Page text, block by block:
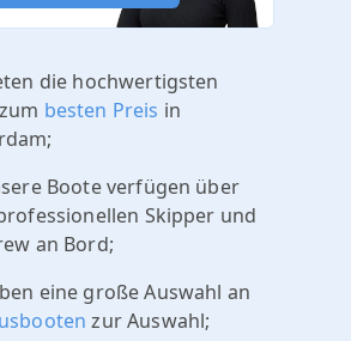
die hochwertigsten
besten Preis in
Boote verfügen über
Skipper und
an Bord;
eine große Auswahl an
zur Auswahl;